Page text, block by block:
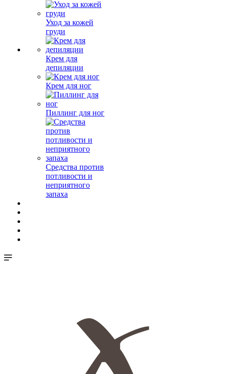
Уход за кожей
груди
Крем для
депиляции
Крем для ног
Пиллинг для ног
Средства против
потливости и
неприятного
запаха